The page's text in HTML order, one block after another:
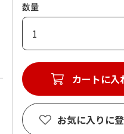
数量
カートに入
お気に入りに